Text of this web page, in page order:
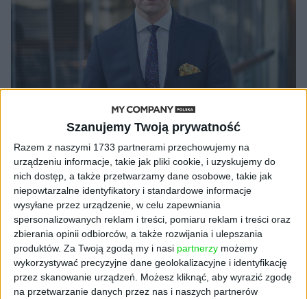
Szanujemy Twoją prywatność
Razem z naszymi 1733 partnerami przechowujemy na
urządzeniu informacje, takie jak pliki cookie, i uzyskujemy do
nich dostęp, a także przetwarzamy dane osobowe, takie jak
niepowtarzalne identyfikatory i standardowe informacje
wysyłane przez urządzenie, w celu zapewniania
spersonalizowanych reklam i treści, pomiaru reklam i treści oraz
zbierania opinii odbiorców, a także rozwijania i ulepszania
produktów. Za Twoją zgodą my i nasi partnerzy możemy
wykorzystywać precyzyjne dane geolokalizacyjne i identyfikację
przez skanowanie urządzeń. Możesz kliknąć, aby wyrazić zgodę
na przetwarzanie danych przez nas i naszych partnerów
UOKiK vs. sieci handlowe:
Rozprawa z nieuczciwymi
praktykami sklepów
Igor Blukowski (oprac.) 28.03.2024